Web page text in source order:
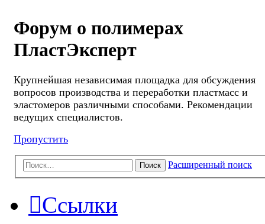
Форум о полимерах
ПластЭксперт
Крупнейшая независимая площадка для обсуждения
вопросов производства и переработки пластмасс и
эластомеров различными способами. Рекомендации
ведущих специалистов.
Пропустить
Поиск Расширенный поиск
Ссылки